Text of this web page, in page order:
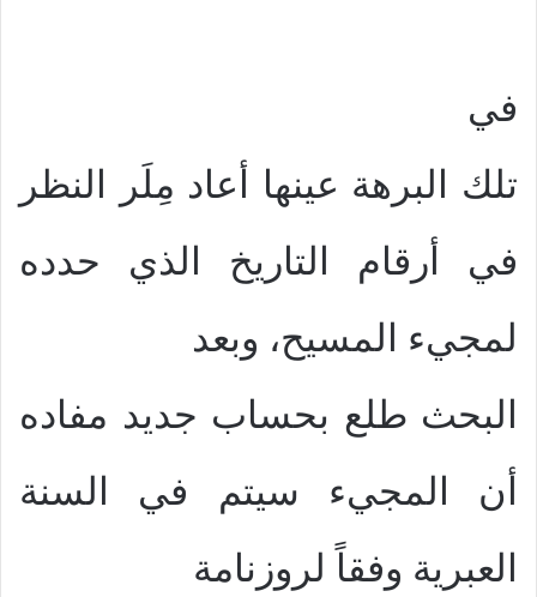
في
تلك البرهة عينها أعاد مِلَر النظر
في أرقام التاريخ الذي حدده
لمجيء المسيح، وبعد
البحث طلع بحساب جديد مفاده
أن المجيء سيتم في السنة
العبرية وفقاً لروزنامة